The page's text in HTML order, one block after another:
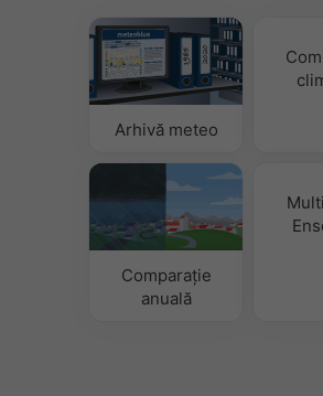
Arhivă meteo
Comparație
anuală